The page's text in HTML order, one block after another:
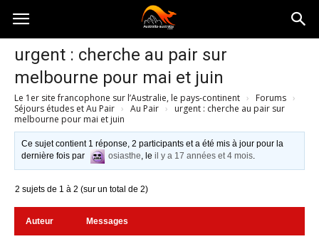
Australia-
australie.com
urgent : cherche au pair sur
melbourne pour mai et juin
Le 1er site francophone sur l’Australie, le pays-continent › Forums ›
Séjours études et Au Pair › Au Pair ›
urgent : cherche au pair sur
melbourne pour mai et juin
Ce sujet contient 1 réponse, 2 participants et a été mis à jour pour la
dernière fois par
osiasthe, leil y a 17 années et 4 mois.
2 sujets de 1 à 2 (sur un total de 2)
Auteur Messages